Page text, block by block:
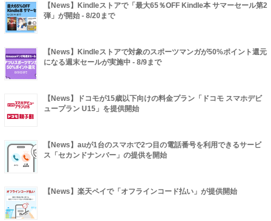
【News】Kindleストアで「最大65％OFF Kindle本 サマーセール第2
弾」が開始 - 8/20まで
【News】Kindleストアで対象のスポーツマンガが50%ポイント還元
になる週末セールが実施中 - 8/9まで
【News】ドコモが15歳以下向けの料金プラン「ドコモ スマホデビ
ュープラン U15」を提供開始
【News】auが1台のスマホで2つ目の電話番号を利用できるサービ
ス「セカンドナンバー」の提供を開始
【News】楽天ペイで「オフラインコード払い」が提供開始